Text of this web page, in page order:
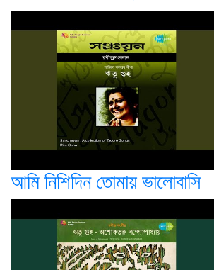
আমি নিশিদিন তোমায় ভালোবাসি